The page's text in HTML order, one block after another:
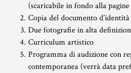
(scaricabile in fondo alla
Copia del documento d’identità
Due fotografie in alta
Curriculum artistico
Programma di audizione con
contemporanea (verrà data